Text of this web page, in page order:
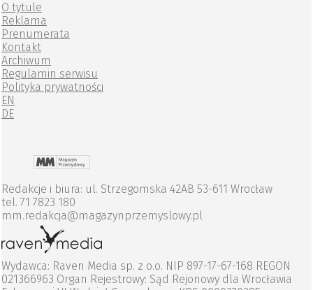
O tytule
Reklama
Prenumerata
Kontakt
Archiwum
Regulamin serwisu
Polityka prywatności
EN
DE
Redakcje i biura: ul. Strzegomska 42AB 53-611 Wrocław
tel. 71 7823 180
mm.redakcja@magazynprzemyslowy.pl
Wydawca: Raven Media sp. z o.o. NIP 897-17-67-168 REGON
021366963 Organ Rejestrowy: Sąd Rejonowy dla Wrocławia